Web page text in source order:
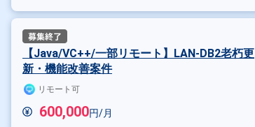
【Java/VC++/一部リモート】LAN-DB2老朽更
新・機能改善案件
リモート可
600,000円/月